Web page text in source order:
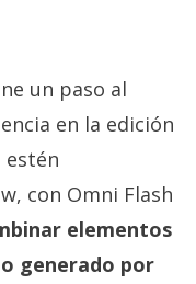
un paso al
en la edición
estén
con Omni Flash
elementos
generado por